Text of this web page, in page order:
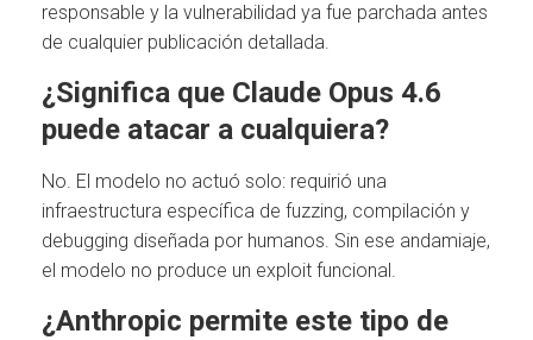
responsable y la vulnerabilidad ya fue parchada antes
de cualquier publicación detallada.
¿Significa que Claude Opus 4.6
puede atacar a cualquiera?
No. El modelo no actuó solo: requirió una
infraestructura específica de fuzzing, compilación y
debugging diseñada por humanos. Sin ese andamiaje,
el modelo no produce un exploit funcional.
¿Anthropic permite este tipo de